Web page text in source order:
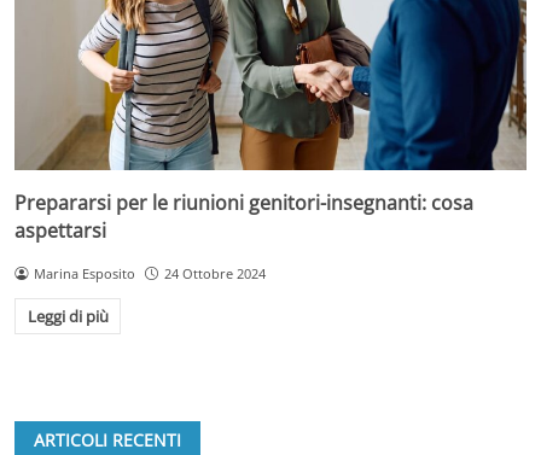
Prepararsi per le riunioni genitori-insegnanti: cosa
aspettarsi
Marina Esposito 24 Ottobre 2024
Leggi di più
ARTICOLI RECENTI